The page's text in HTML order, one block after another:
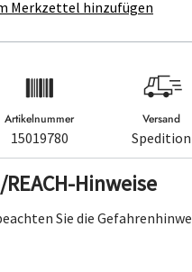
Merkzettel hinzufügen
Artikelnummer
15019780
Versand
Spedition
REACH-Hinweise
Sie die